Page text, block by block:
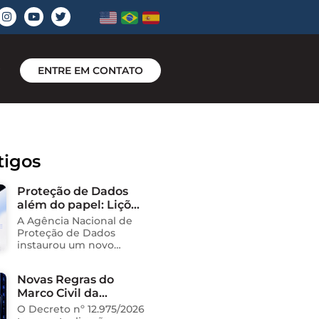
ENTRE EM CONTATO
Proteção de Dados
além do papel: Lições
do novo processo
sancionador da
ANPD
A Agência Nacional de
Proteção de Dados
instaurou um novo
Instituto Saúde e
Cidadania (Isac),
organização social
Novas Regras do
Marco Civil da
Internet
O Decreto nº 12.975/2026